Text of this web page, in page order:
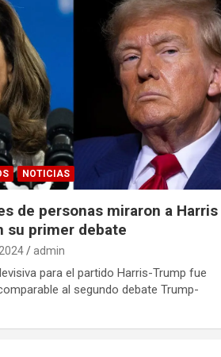
NOTICIAS
de personas miraron a Harris
su primer debate
admin
para el partido Harris-Trump fue
al segundo debate Trump-